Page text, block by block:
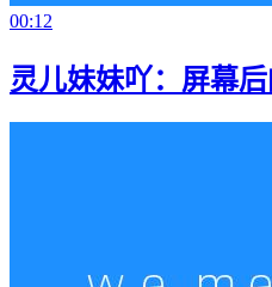
00:12
灵儿妹妹吖：屏幕